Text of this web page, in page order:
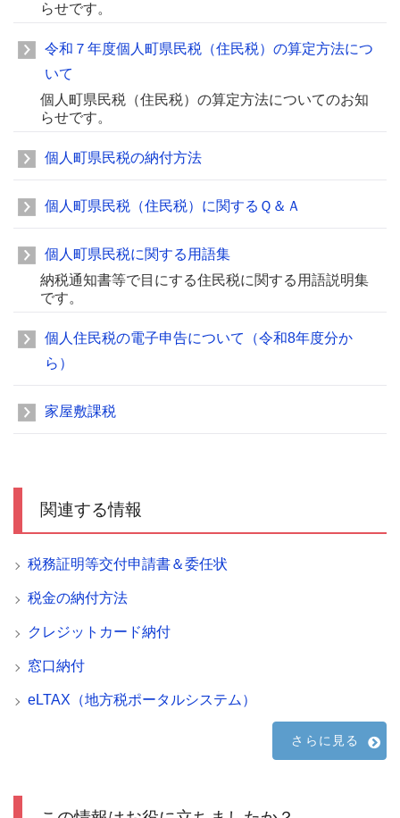
らせです。
令和７年度個人町県民税（住民税）の算定方法につ
いて
個人町県民税（住民税）の算定方法についてのお知
らせです。
個人町県民税の納付方法
個人町県民税（住民税）に関するＱ＆Ａ
個人町県民税に関する用語集
納税通知書等で目にする住民税に関する用語説明集
です。
個人住民税の電子申告について（令和8年度分か
ら）
家屋敷課税
関連する情報
税務証明等交付申請書＆委任状
税金の納付方法
クレジットカード納付
窓口納付
eLTAX（地方税ポータルシステム）
さらに見る